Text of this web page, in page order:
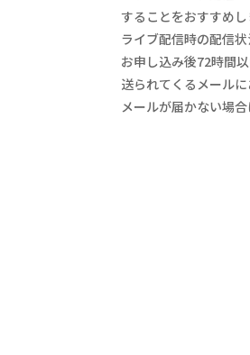
することをおすすめし
ライブ配信時の配信
お申し込み後72時間
送られてくるメールに
メールが届かない場